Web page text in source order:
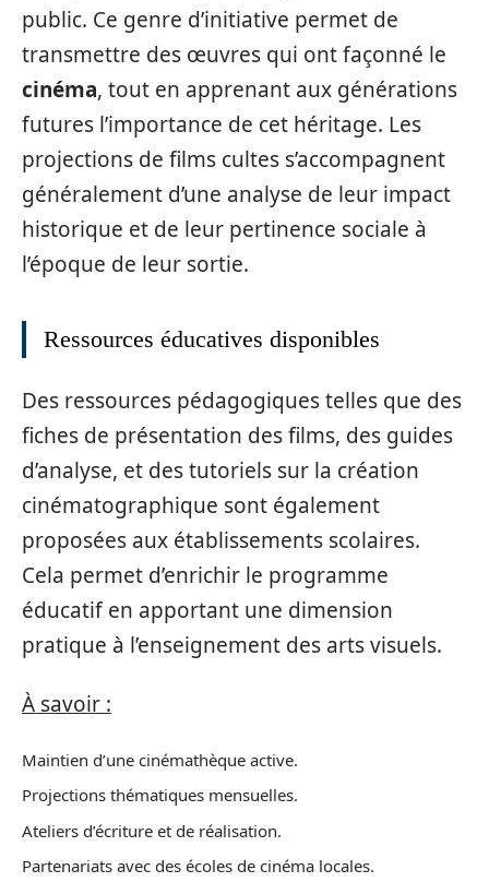
public. Ce genre d’initiative permet de
transmettre des œuvres qui ont façonné le
cinéma, tout en apprenant aux générations
futures l’importance de cet héritage. Les
projections de films cultes s’accompagnent
généralement d’une analyse de leur impact
historique et de leur pertinence sociale à
l’époque de leur sortie.
Ressources éducatives disponibles
Des ressources pédagogiques telles que des
fiches de présentation des films, des guides
d’analyse, et des tutoriels sur la création
cinématographique sont également
proposées aux établissements scolaires.
Cela permet d’enrichir le programme
éducatif en apportant une dimension
pratique à l’enseignement des arts visuels.
À savoir :
Maintien d’une cinémathèque active.
Projections thématiques mensuelles.
Ateliers d’écriture et de réalisation.
Partenariats avec des écoles de cinéma locales.